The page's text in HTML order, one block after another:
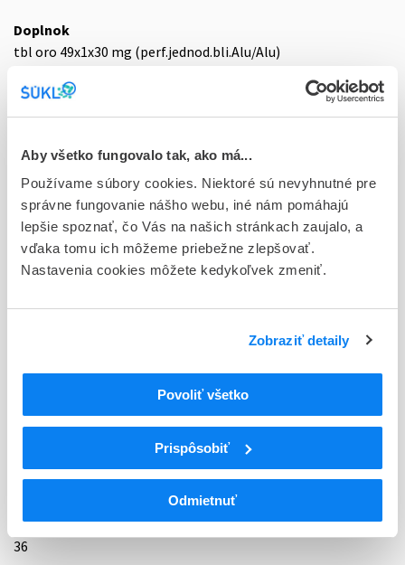
Aby všetko fungovalo tak, ako má...
Používame súbory cookies. Niektoré sú nevyhnutné pre
správne fungovanie nášho webu, iné nám pomáhajú
lepšie spoznať, čo Vás na našich stránkach zaujalo, a
vďaka tomu ich môžeme priebežne zlepšovať.
Nastavenia cookies môžete kedykoľvek zmeniť.
Zobraziť detaily
Povoliť všetko
Prispôsobiť
Odmietnuť
Doplnok
tbl oro 49x1x30 mg (perf.jednod.bli.Alu/Alu)
Stav
E - EU registrácia
Typ registračnej procedúry
Európska
Držiteľ, krajina
Otsuka Pharmaceutical Netherlands B.V., Holandsko
Indikačná skupina
N05
Psycholeptiká
Antipsychotiká
N05AX
Iné antipsychotiká
Aripiprazol
Exspirácia
36